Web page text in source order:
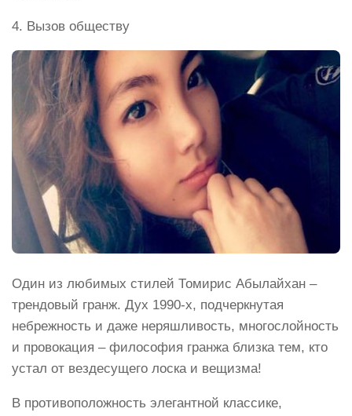
4. Вызов обществу
Один из любимых стилей Томирис Абылайхан –
трендовый гранж. Дух 1990-х, подчеркнутая
небрежность и даже неряшливость, многослойность
и провокация – философия гранжа близка тем, кто
устал от вездесущего лоска и вещизма!
В противоположность элегантной классике,